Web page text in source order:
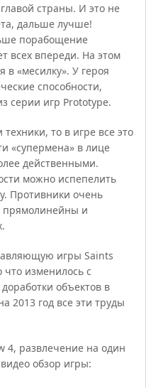
страны. И это не
дальше лучше!
порабощение
всех впереди. На этом
в «месилку». У героя
способности,
серии игр Prototype.
то в игре все это
«супермена» в лице
действенными.
можно испепелить
Противники очень
прямолинейны и
игры Saints
что изменилось с
объектов в
2013 год все эти труды
4, развлечение на один
обзор игры: